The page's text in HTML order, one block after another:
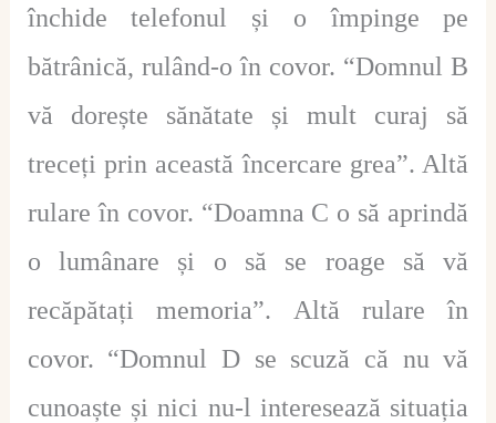
închide telefonul și o împinge pe
bătrânică, rulând-o în covor. “Domnul B
vă dorește sănătate și mult curaj să
treceți prin această încercare grea”. Altă
rulare în covor. “Doamna C o să aprindă
o lumânare și o să se roage să vă
recăpătați memoria”. Altă rulare în
covor. “Domnul D se scuză că nu vă
cunoaște și nici nu-l interesează situația